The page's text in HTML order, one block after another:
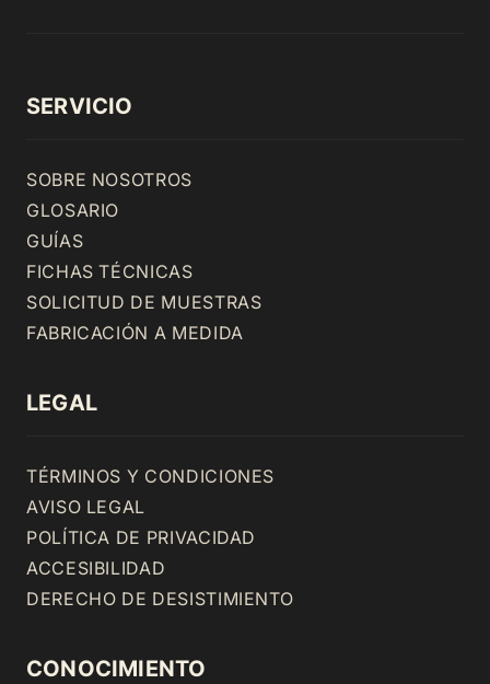
SERVICIO
SOBRE NOSOTROS
GLOSARIO
GUÍAS
FICHAS TÉCNICAS
SOLICITUD DE MUESTRAS
FABRICACIÓN A MEDIDA
LEGAL
TÉRMINOS Y CONDICIONES
AVISO LEGAL
POLÍTICA DE PRIVACIDAD
ACCESIBILIDAD
DERECHO DE DESISTIMIENTO
CONOCIMIENTO